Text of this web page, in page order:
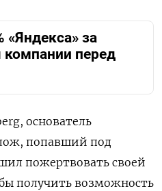
«Яндекса» за
перед
основатель
попавший под
пожертвовать своей
получить возможность